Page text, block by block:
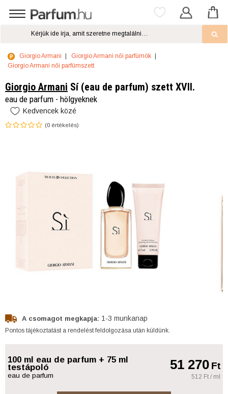
Giorgio Armani
Giorgio Armani női parfümök
Giorgio Armani női parfümszett
Giorgio Armani Sí (eau de parfum) szett XVII.
eau de parfum - hölgyeknek
Kedvencek közé
(0 értékelés)
A csomagot megkapja: 1-3 munkanap
Pontos tájékoztatást a rendelést feldolgozása után küldünk.
100 ml eau de parfum + 75 ml
testápoló
eau de parfum
51 270Ft
512 Ft / ml